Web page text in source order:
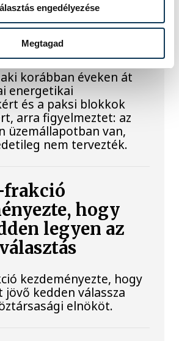
engedélyezése
Megtagad
az MVM Zrt. egykori
ATV-n Rónai Egonnak
vázolta fel a Paksi
előtt álló példátlan
kihívásokat. A
korábban éveken át
energetikai
és a paksi blokkok
arra figyelmeztet: az
üzemállapotban van,
nem tervezték.
frakció
hogy
legyen az
kezdeményezte, hogy
jövő kedden válassza
elnököt.